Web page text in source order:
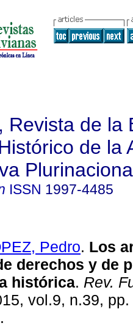
Revista de la
de la
ISSN 1997-4485
Pedro. Los
derechos y de
histórica. Rev.
vol.9, n.39,